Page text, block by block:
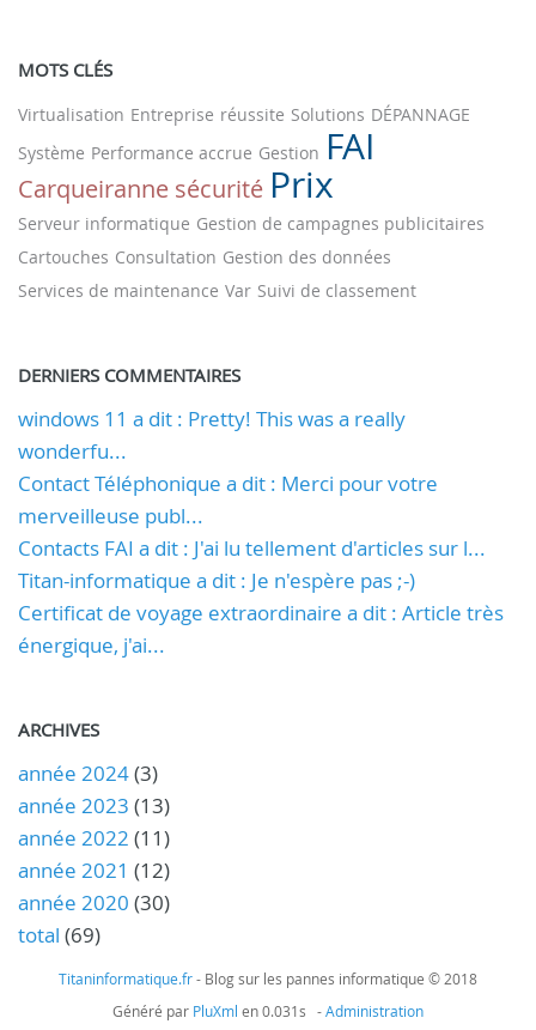
MOTS CLÉS
Virtualisation Entreprise réussite Solutions DÉPANNAGE
Système Performance accrue Gestion FAI
Carqueiranne sécurité Prix
Serveur informatique Gestion de campagnes publicitaires
Cartouches Consultation Gestion des données
Services de maintenance Var Suivi de classement
DERNIERS COMMENTAIRES
windows 11 a dit : Pretty! This was a really
wonderfu...
Contact Téléphonique a dit : Merci pour votre
merveilleuse publ...
Contacts FAI a dit : J'ai lu tellement d'articles sur l...
Titan-informatique a dit : Je n'espère pas ;-)
Certificat de voyage extraordinaire a dit : Article très
énergique, j'ai...
ARCHIVES
année 2024(3)
année 2023 (13)
année 2022 (11)
année 2021 (12)
année 2020 (30)
total (69)
Titaninformatique.fr- Blog sur les pannes informatique © 2018
Généré par PluXml en 0.031s -Administration